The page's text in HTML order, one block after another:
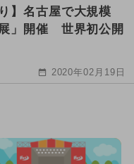
】名古屋で大規模
展」開催 世界初公開
2020年02月19日